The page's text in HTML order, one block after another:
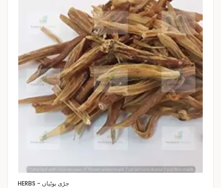
HERBS - جڑی بوٹیاں